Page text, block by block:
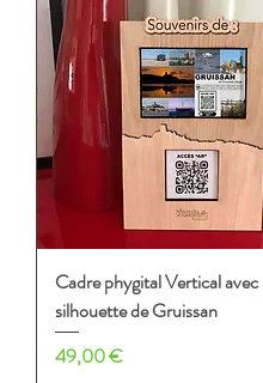
Cadre phygital Vertical avec
silhouette de Gruissan
Prix
49,00 €